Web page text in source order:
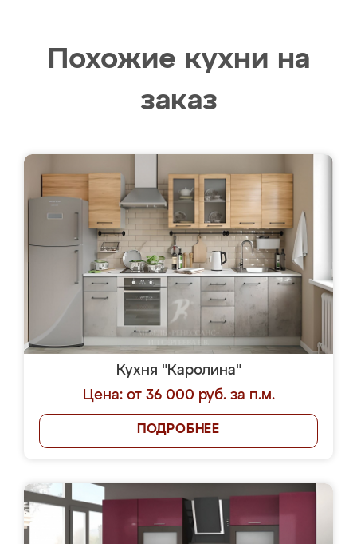
Похожие кухни на
заказ
Кухня "Каролина"
Цена: от 36 000 руб. за п.м.
ПОДРОБНЕЕ